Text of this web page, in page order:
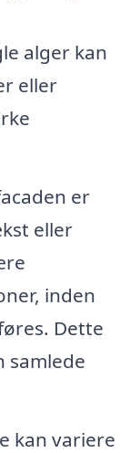
alger kan
eller
er
eller
inden
Dette
samlede
kan variere